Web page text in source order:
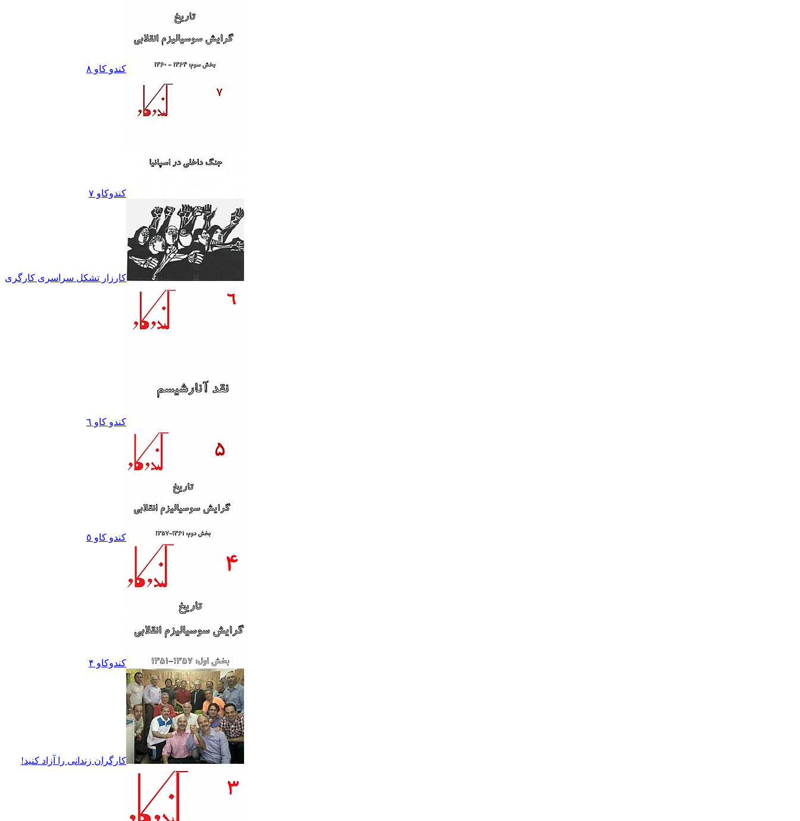
کندو کاو ٨
کندوکاو ۷
کارزار تشکل سراسرى کارگرى
کندو کاو ٦
کندو کاو ٥
کندوکاو ۴
کارگران زندانى را آزاد کنيد!